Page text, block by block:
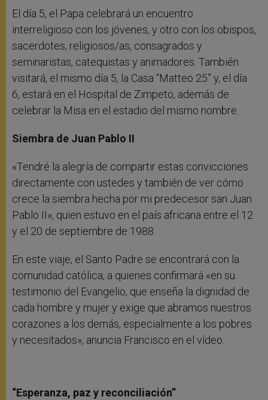
El día 5, el Papa celebrará un encuentro
interreligioso con los jóvenes, y otro con los obispos,
sacerdotes, religiosos/as, consagrados y
seminaristas, catequistas y animadores. También
visitará, el mismo día 5, la Casa “Matteo 25” y, el día
6, estará en el Hospital de Zimpeto, además de
celebrar la Misa en el estadio del mismo nombre.
Siembra de Juan Pablo II
«Tendré la alegría de compartir estas convicciones
directamente con ustedes y también de ver cómo
crece la siembra hecha por mi predecesor san Juan
Pablo II», quien estuvo en el país africana entre el 12
y el 20 de septiembre de 1988.
En este viaje, el Santo Padre se encontrará con la
comunidad católica, a quienes confirmará «en su
testimonio del Evangelio, que enseña la dignidad de
cada hombre y mujer y exige que abramos nuestros
corazones a los demás, especialmente a los pobres
y necesitados», anuncia Francisco en el vídeo.
“Esperanza, paz y reconciliación”